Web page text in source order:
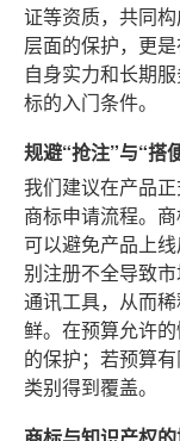
证等资质，共同
层面的保护，更
自身实力和长期
标的入门条件。
规避“抢注”与“搭
我们建议在产品
商标申请流程。
可以避免产品上
别注册不全导致
通讯工具，从而
鲜。在预算允许
的保护；若预算
类别得到覆盖。